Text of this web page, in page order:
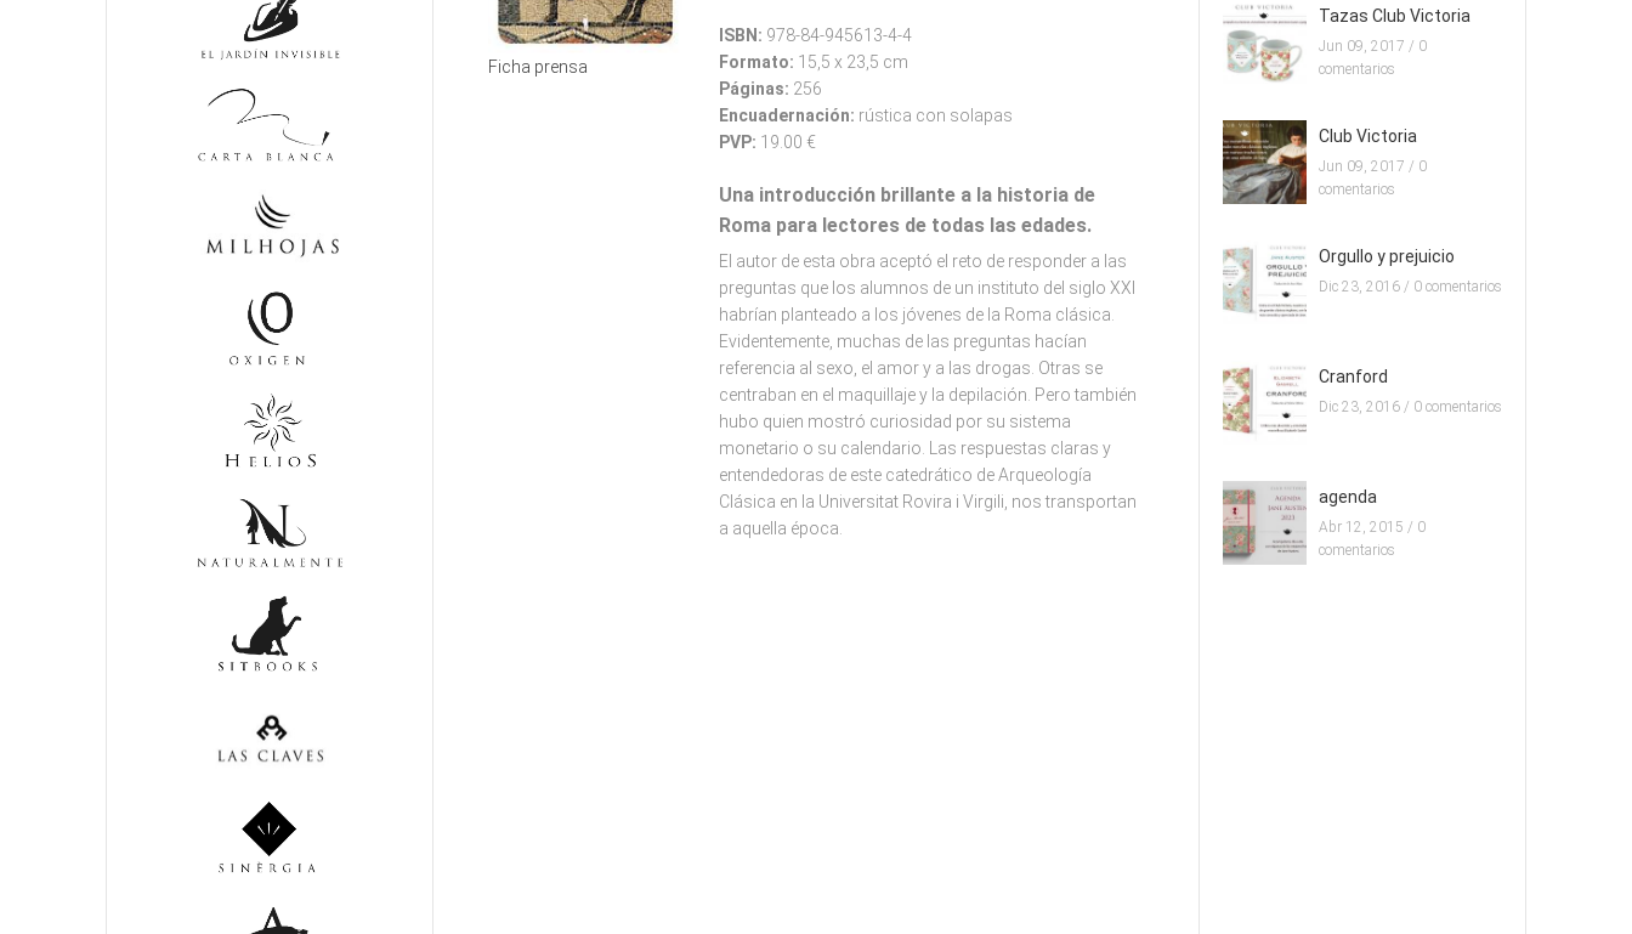
Ficha prensa
ISBN: 978-84-945613-4-4
Formato: 15,5 x 23,5 cm
Páginas: 256
Encuadernación: rústica con solapas
PVP: 19.00 €
Una introducción brillante a la historia de
Roma para lectores de todas las edades.
El autor de esta obra aceptó el reto de responder a las
preguntas que los alumnos de un instituto del siglo XXI
habrían planteado a los jóvenes de la Roma clásica.
Evidentemente, muchas de las preguntas hacían
referencia al sexo, el amor y a las drogas. Otras se
centraban en el maquillaje y la depilación. Pero también
hubo quien mostró curiosidad por su sistema
monetario o su calendario. Las respuestas claras y
entendedoras de este catedrático de Arqueología
Clásica en la Universitat Rovira i Virgili, nos transportan
a aquella época.
Tazas Club Victoria
Jun 09, 2017 / 0
comentarios
Club Victoria
Jun 09, 2017 / 0
comentarios
Orgullo y prejuicio
Dic 23, 2016 / 0 comentarios
Cranford
Dic 23, 2016 / 0 comentarios
agenda
Abr 12, 2015 / 0
comentarios